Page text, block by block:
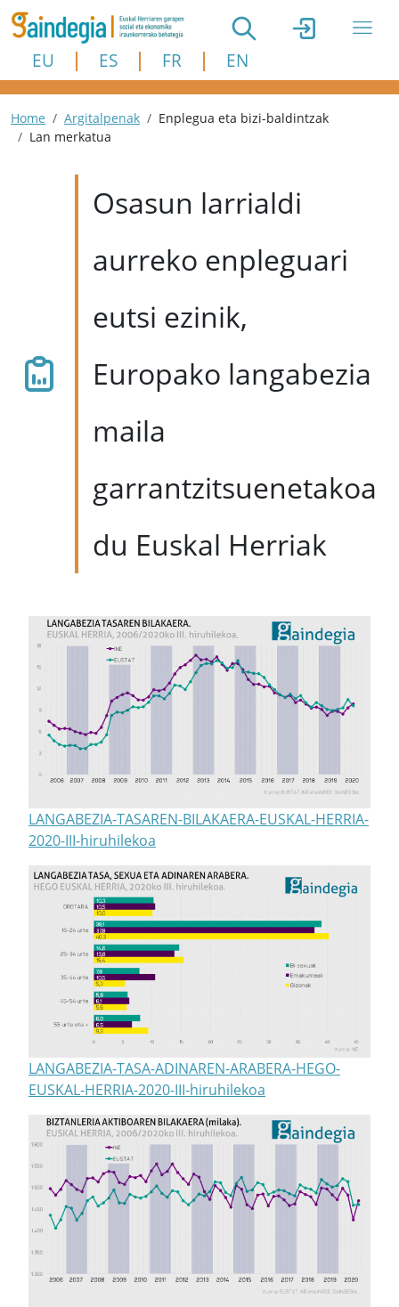
Skip to main content
EU ES FR EN
Breadcrumb
Home Argitalpenak
Enplegua eta bizi-baldintzak
Lan merkatua
Osasun larrialdi
aurreko enpleguari
eutsi ezinik,
Europako langabezia
maila
garrantzitsuenetakoa
du Euskal Herriak
LANGABEZIA-TASAREN-BILAKAERA-EUSKAL-HERRIA-
2020-III-hiruhilekoa
LANGABEZIA-TASA-ADINAREN-ARABERA-HEGO-
EUSKAL-HERRIA-2020-III-hiruhilekoa